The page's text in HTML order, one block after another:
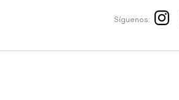
Síguenos: